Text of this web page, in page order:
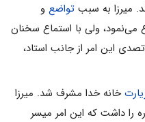
میرزا به سبب تواضع و
می‌نمود، ولی با استماع سخنان
این امر از جانب استاد،
خانه خدا مشرف شد. میرزا
را داشت که این امر میسر